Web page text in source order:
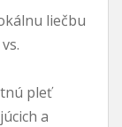
liečbu
pleť
a